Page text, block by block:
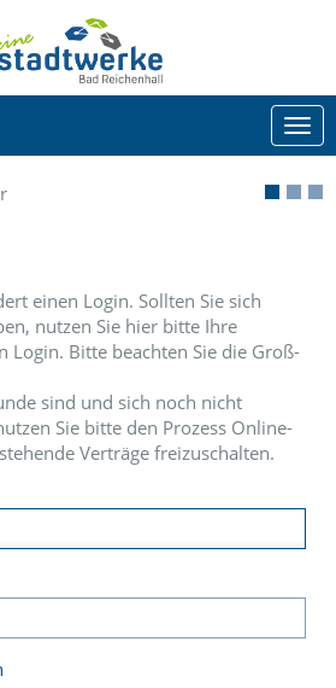
einen Login. Sollten Sie sich
nutzen Sie hier bitte Ihre
Login. Bitte beachten Sie die Groß-
sind und sich noch nicht
Sie bitte den Prozess Online-
Verträge freizuschalten.